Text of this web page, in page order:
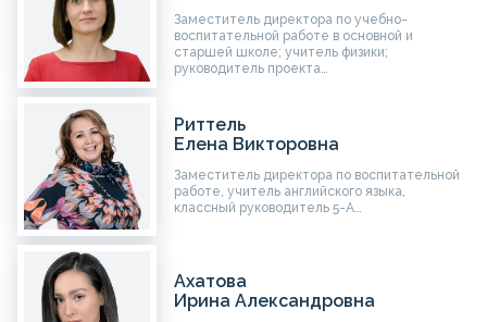
Заместитель директора по учебно-
воспитательной работе в основной и
старшей школе; учитель физики;
руководитель проекта…
Риттель
Елена Викторовна
Заместитель директора по воспитательной
работе, учитель английского языка,
классный руководитель 5-А…
Ахатова
Ирина Александровна